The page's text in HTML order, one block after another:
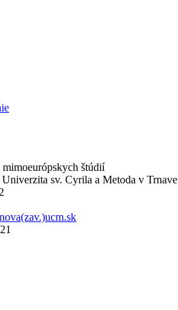
štúdií
sv. Cyrila a Metoda v Trnave